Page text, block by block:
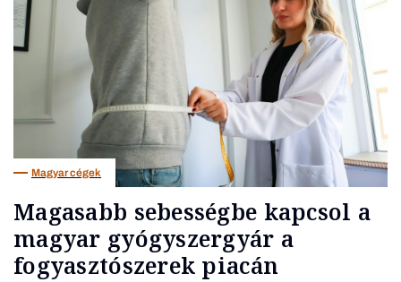
Magyar cégek
Magasabb sebességbe kapcsol a
magyar gyógyszergyár a
fogyasztószerek piacán